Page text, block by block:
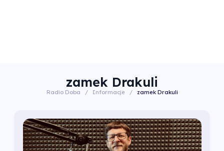
zamek Drakuli
Radio Doba / Informacje / zamek Drakuli